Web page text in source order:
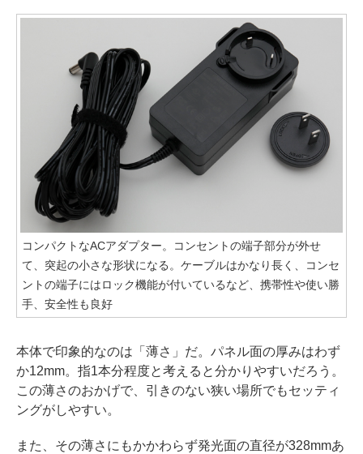
コンパクトなACアダプター。コンセントの端子部分が外せ
て、突起の小さな形状になる。ケーブルはかなり長く、コンセ
ントの端子にはロック機能が付いているなど、携帯性や使い勝
手、安全性も良好
本体で印象的なのは「薄さ」だ。パネル面の厚みはわず
か12mm。指1本分程度と考えると分かりやすいだろう。
この薄さのおかげで、引きのない狭い場所でもセッティ
ングがしやすい。
また、その薄さにもかかわらず発光面の直径が328mmあ